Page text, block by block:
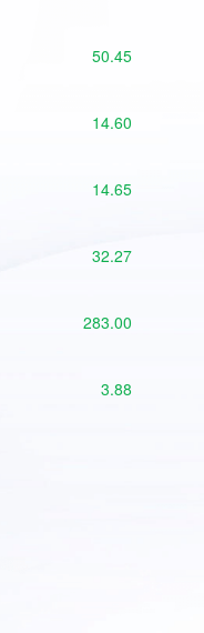
50.45
14.60
14.65
32.27
283.00
3.88